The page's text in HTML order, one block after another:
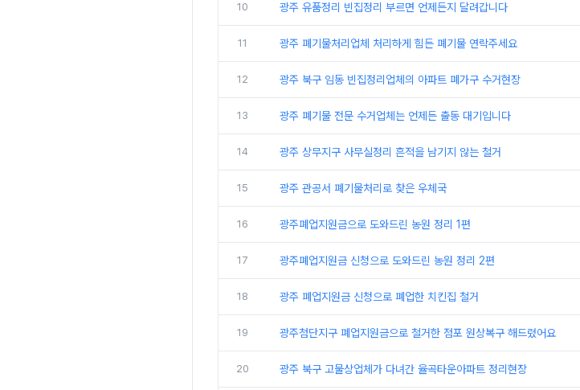
10 광주 유품정리 빈집정리 부르면 언제든지 달려갑니다
11 광주 폐기물처리업체 처리하게 힘든 폐기물 연락주세요
12 광주 북구 임동 빈집정리업체의 아파트 폐가구 수거현장
13 광주 폐기물 전문 수거업체는 언제든 출동 대기입니다
14 광주 상무지구 사무실정리 흔적을 남기지 않는 철거
15 광주 관공서 폐기물처리로 찾은 우체국
16 광주폐업지원금으로 도와드린 농원 정리 1편
17 광주폐업지원금 신청으로 도와드린 농원 정리 2편
18 광주 폐업지원금 신청으로 폐업한 치킨집 철거
19 광주첨단지구 폐업지원금으로 철거한 점포 원상복구 해드렸어요
20 광주 북구 고물상업체가 다녀간 율곡타운아파트 정리현장